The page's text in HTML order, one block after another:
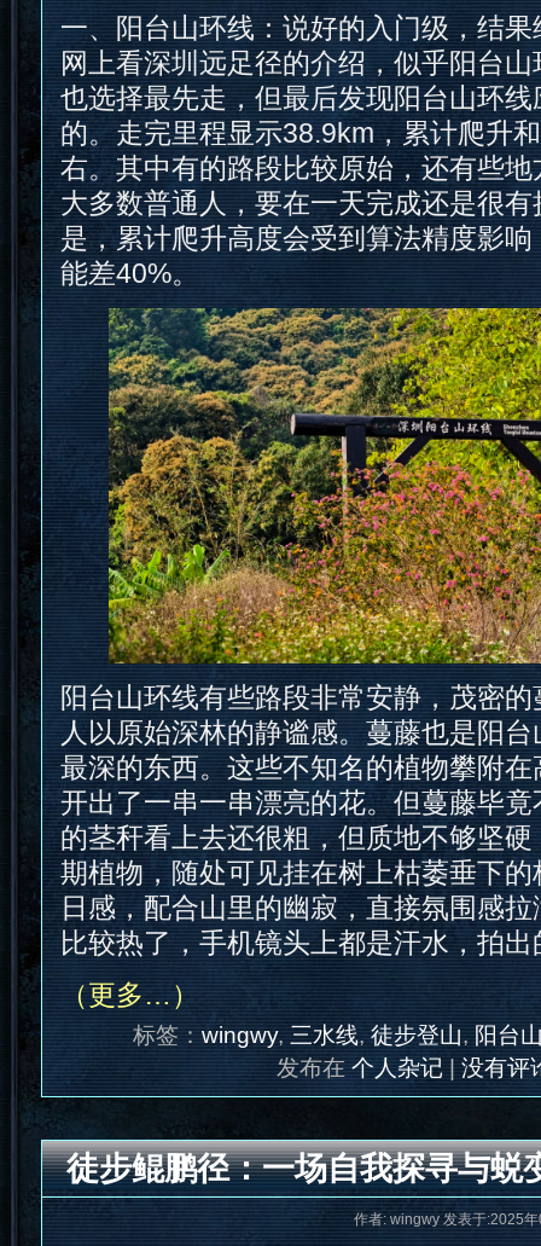
一、阳台山环线：说好的入门级，结
网上看深圳远足径的介绍，似乎阳台
也选择最先走，但最后发现阳台山环线
的。走完里程显示38.9km，累计爬升
右。其中有的路段比较原始，还有些
大多数普通人，要在一天完成还是很
是，累计爬升高度会受到算法精度影
能差40%。
阳台山环线有些路段非常安静，茂密
人以原始深林的静谧感。蔓藤也是阳
最深的东西。这些不知名的植物攀附
开出了一串一串漂亮的花。但蔓藤毕
的茎秆看上去还很粗，但质地不够坚
期植物，随处可见挂在树上枯萎垂下
日感，配合山里的幽寂，直接氛围感
比较热了，手机镜头上都是汗水，拍
（更多…）
标签： wingwy, 三水线, 徒步登山, 阳台
发布在 个人杂记 | 没有评
徒步鲲鹏径：一场自我探寻与蜕
作者: wingwy 发表于:2025